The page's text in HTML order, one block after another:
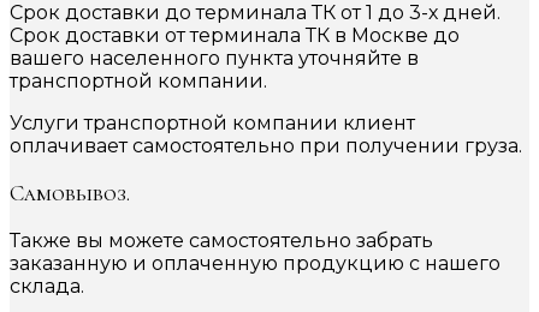
Срок доставки до терминала ТК от 1 до 3-х дней.
Срок доставки от терминала ТК в Москве до
вашего населенного пункта уточняйте в
транспортной компании.
Услуги транспортной компании клиент
оплачивает самостоятельно при получении груза.
Самовывоз.
Также вы можете самостоятельно забрать
заказанную и оплаченную продукцию с нашего
склада.